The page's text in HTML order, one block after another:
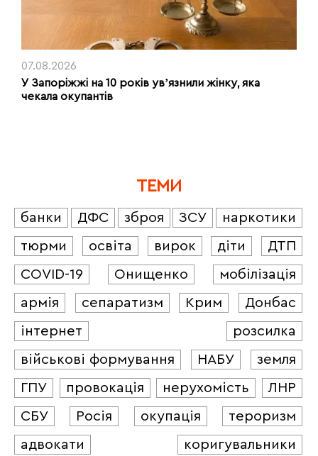
07.08.2026
У Запоріжжі на 10 років увʼязнили жінку, яка
чекала окупантів
ТЕМИ
банки ДФС зброя ЗСУ
наркотики
тюрми
освіта вирок діти
ДТП
COVID-19
Онищенко
мобілізація
армія
сепаратизм Крим
Донбас
інтернет
розсилка
військові формування
НАБУ
земля
ГПУ
провокація нерухомість
ЛНР
СБУ
Росія окупація
тероризм
адвокати
коригувальники